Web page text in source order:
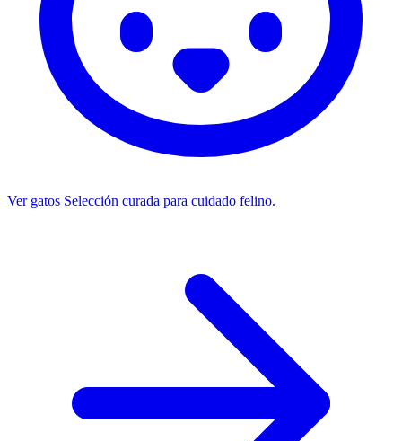
Ver gatos Selección curada para cuidado felino.